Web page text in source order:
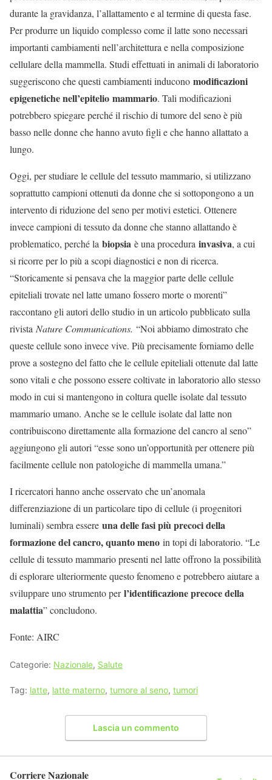
durante la gravidanza, l’allattamento e al termine di questa fase.
Per produrre un liquido complesso come il latte sono necessari
importanti cambiamenti nell’architettura e nella composizione
cellulare della mammella. Studi effettuati in animali di laboratorio
suggeriscono che questi cambiamenti inducono modificazioni
epigenetiche nell’epitelio mammario. Tali modificazioni
potrebbero spiegare perché il rischio di tumore del seno è più
basso nelle donne che hanno avuto figli e che hanno allattato a
lungo.
Oggi, per studiare le cellule del tessuto mammario, si utilizzano
soprattutto campioni ottenuti da donne che si sottopongono a un
intervento di riduzione del seno per motivi estetici. Ottenere
invece campioni di tessuto da donne che stanno allattando è
problematico, perché la biopsia è una procedura invasiva, a cui
si ricorre per lo più a scopi diagnostici e non di ricerca.
“Storicamente si pensava che la maggior parte delle cellule
epiteliali trovate nel latte umano fossero morte o morenti”
raccontano gli autori dello studio in un articolo pubblicato sulla
rivista Nature Communications. “Noi abbiamo dimostrato che
queste cellule sono invece vive. Più precisamente forniamo delle
prove a sostegno del fatto che le cellule epiteliali ottenute dal latte
sono vitali e che possono essere coltivate in laboratorio allo stesso
modo in cui si mantengono in coltura quelle isolate dal tessuto
mammario umano. Anche se le cellule isolate dal latte non
contribuiscono direttamente alla formazione del cancro al seno”
aggiungono gli autori “esse sono un’opportunità per ottenere più
facilmente cellule non patologiche di mammella umana.”
I ricercatori hanno anche osservato che un’anomala
differenziazione di un particolare tipo di cellule (i progenitori
luminali) sembra essere una delle fasi più precoci della
formazione del cancro, quanto meno in topi di laboratorio. “Le
cellule di tessuto mammario presenti nel latte offrono la possibilità
di esplorare ulteriormente questo fenomeno e potrebbero aiutare a
sviluppare uno strumento perl’identificazione precoce della
malattia” concludono.
Fonte: AIRC
Categorie: Nazionale, Salute
Tag: latte, latte materno, tumore al seno, tumori
Lascia un commento
Corriere Nazionale